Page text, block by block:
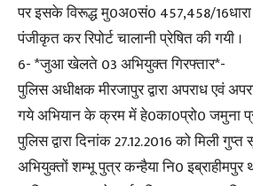
पर इसके विरूद्ध मु0अ0सं0 457,458/
पंजीकृत कर रिपोर्ट चालानी प्रेषित की गयी ।
6- *जुआ खेलते 03 अभियुक्त गिरफ्तार*-
पुलिस अधीक्षक मीरजापुर द्वारा अपराध एवं
गये अभियान के क्रम में हे0का0प्रो0 जमुना
पुलिस द्वारा दिनांक 27.12.2016 को मिली
अभियुक्तों शम्भू पुत्र कन्हैया नि0 इब्राहीमपुर